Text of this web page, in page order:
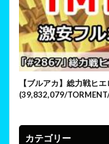
【ブルアカ】総力戦ヒ
(39,832,079/
カテゴリー